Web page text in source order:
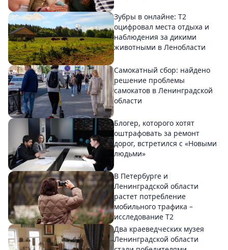
Зубры в онлайне: Т2
оцифровал места отдыха и
наблюдения за дикими
животными в Ленобласти
Самокатный сбор: найдено
решение проблемы
самокатов в Ленинградской
области
Блогер, которого хотят
оштрафовать за ремонт
дорог, встретился с «Новыми
людьми»
В Петербурге и
Ленинградской области
растет потребление
мобильного трафика –
исследование T2
Два краеведческих музея
Ленинградской области